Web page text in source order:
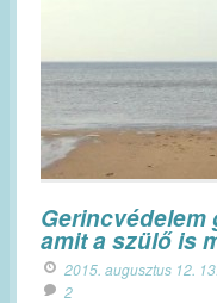
Gerincvédelem
amit a szülő is
2015. augusztus 12.
2